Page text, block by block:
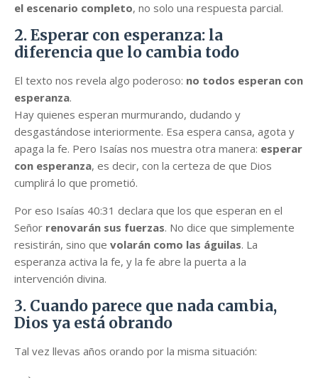
el escenario completo, no solo una respuesta parcial.
2. Esperar con esperanza: la
diferencia que lo cambia todo
El texto nos revela algo poderoso: no todos esperan con
esperanza.
Hay quienes esperan murmurando, dudando y
desgastándose interiormente. Esa espera cansa, agota y
apaga la fe. Pero Isaías nos muestra otra manera: esperar
con esperanza, es decir, con la certeza de que Dios
cumplirá lo que prometió.
Por eso Isaías 40:31 declara que los que esperan en el
Señor renovarán sus fuerzas. No dice que simplemente
resistirán, sino que volarán como las águilas. La
esperanza activa la fe, y la fe abre la puerta a la
intervención divina.
3. Cuando parece que nada cambia,
Dios ya está obrando
Tal vez llevas años orando por la misma situación: